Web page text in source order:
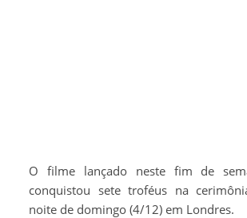
O filme lançado neste fim de
conquistou sete troféus na
noite de domingo (4/12) em Londres.